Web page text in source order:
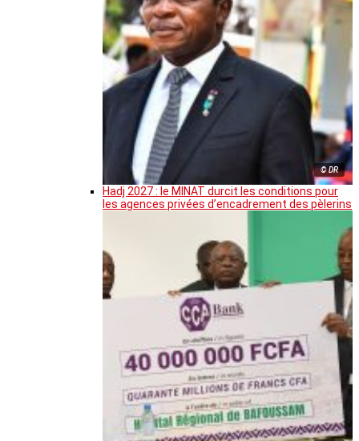
© DR
Hadj 2027 : le MINAT durcit les conditions pour
les agences privées d’encadrement des pèlerins